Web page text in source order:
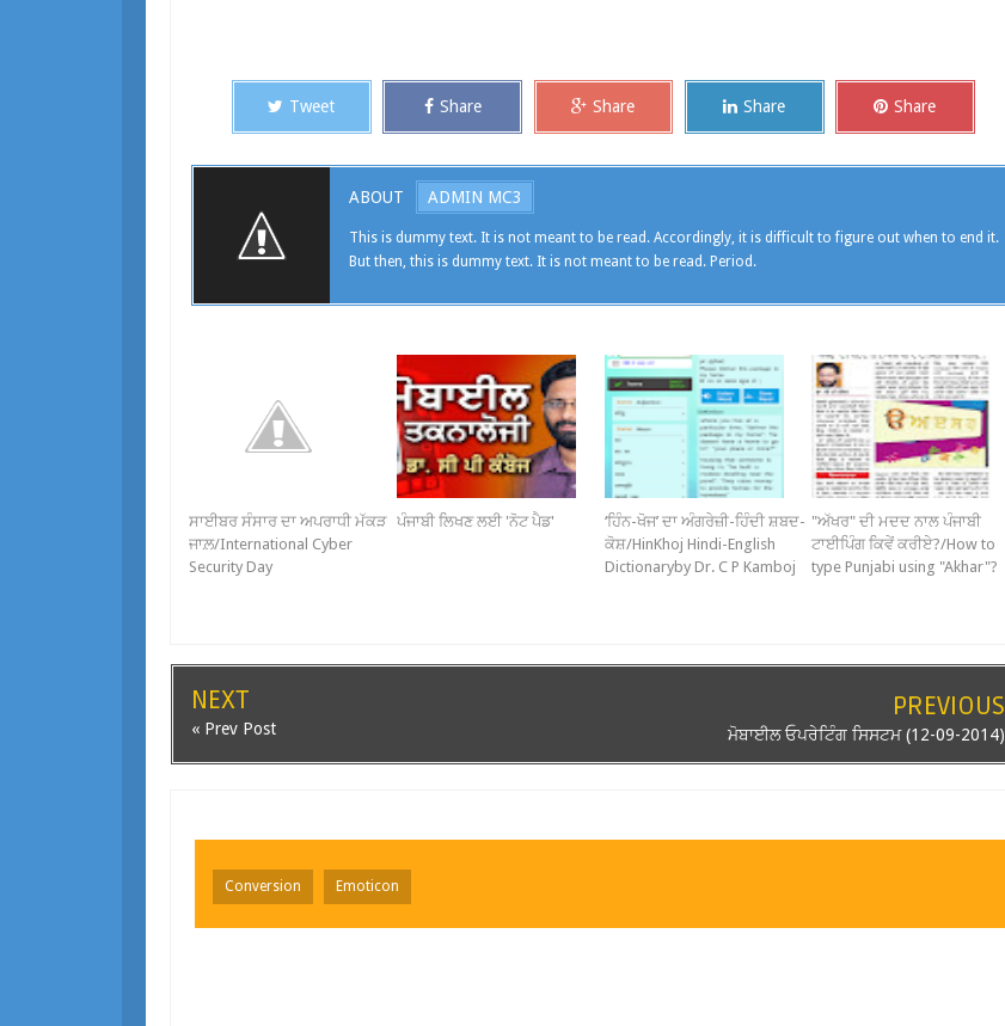
Tweet Share Share Share Share
ABOUT ADMIN MC3
This is dummy text. It is not meant to be read. Accordingly, it is difficult to figure out when to end it.
But then, this is dummy text. It is not meant to be read. Period.
ਸਾਈਬਰ ਸੰਸਾਰ ਦਾ ਅਪਰਾਧੀ ਮੱਕੜ
ਜਾਲ਼/International Cyber
Security Day
ਪੰਜਾਬੀ ਲਿਖਣ ਲਈ 'ਨੋਟ ਪੈਡ'
‘ਹਿੰਨ-ਖੋਜ’ ਦਾ ਅੰਗਰੇਜ਼ੀ-ਹਿੰਦੀ ਸ਼ਬਦ-
ਕੋਸ਼/HinKhoj Hindi-English
Dictionaryby Dr. C P Kamboj
"ਅੱਖਰ" ਦੀ ਮਦਦ ਨਾਲ ਪੰਜਾਬੀ
ਟਾਈਪਿੰਗ ਕਿਵੇਂ ਕਰੀਏ?/How to
type Punjabi using "Akhar"?
NEXT
« Prev Post
PREVIOUS
ਮੋਬਾਈਲ ਓਪਰੇਟਿੰਗ ਸਿਸਟਮ (12-09-2014)
Conversion Emoticon